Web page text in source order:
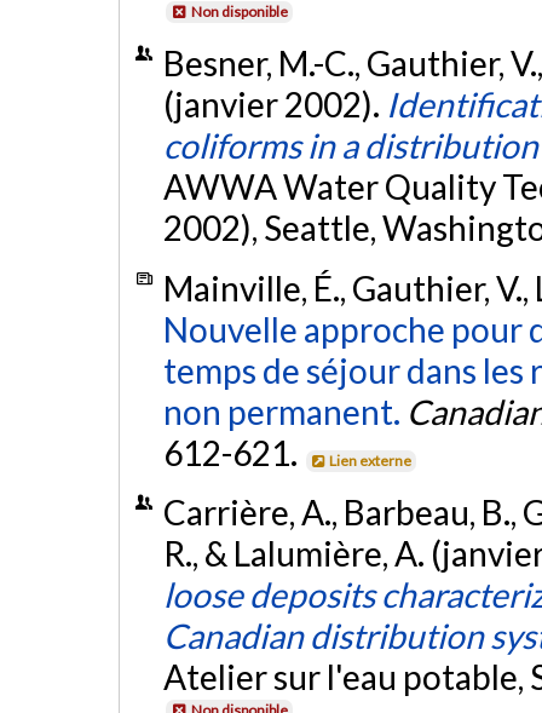
Non disponible
Besner, M.-C., Gauthier,
(janvier 2002).
coliforms in a
AWWA Water Quality
2002), Seattle,
Mainville, É., Gauthier,
Nouvelle approche
temps de séjour dans
non permanent.
612-621.
Lien externe
Carrière, A., Barbeau, B.,
R., & Lalumière, A.
loose deposits
Canadian distribution
Atelier sur l'eau potable,